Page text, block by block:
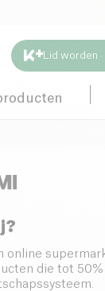
Lid worden
online
die tot